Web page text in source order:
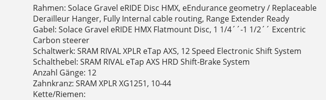
Rahmen: Solace Gravel eRIDE Disc HMX, eEndurance geometry / Replaceable
Derailleur Hanger, Fully Internal cable routing, Range Extender Ready
Gabel: Solace Gravel eRIDE HMX Flatmount Disc, 1 1/4´´-1 1/2´´ Excentric
Carbon steerer
Schaltwerk: SRAM RIVAL XPLR eTap AXS, 12 Speed Electronic Shift System
Schalthebel: SRAM RIVAL eTap AXS HRD Shift-Brake System
Anzahl Gänge: 12
Zahnkranz: SRAM XPLR XG1251, 10-44
Kette/Riemen: